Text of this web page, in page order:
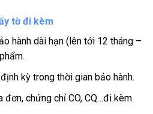
tờ đi kèm
hành dài hạn (lên tới 12 tháng –
kỳ trong thời gian bảo hành.
chứng chỉ CO, CQ…đi kèm